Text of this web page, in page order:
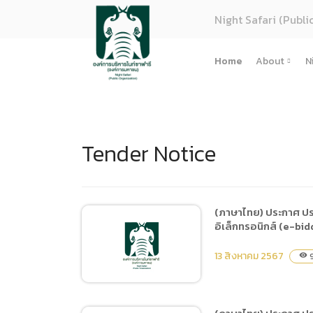
Night Safari
Home About
(ภาษาไ
การจัดซื้
Tender Notice
(ภาษาไทย) ประกาศ
อิเล็กทรอนิกส์ (e-
13 สิงหาคม 2567 visibility